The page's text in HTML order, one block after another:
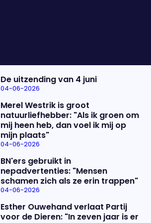
De uitzending van 4 juni
04-06-2026
Merel Westrik is groot
natuurliefhebber: "Als ik groen om
mij heen heb, dan voel ik mij op
mijn plaats"
04-06-2026
BN'ers gebruikt in
nepadvertenties: "Mensen
schamen zich als ze erin trappen"
04-06-2026
Esther Ouwehand verlaat Partij
voor de Dieren: "In zeven jaar is er